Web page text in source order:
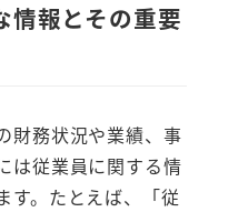
情報とその重要
財務状況や業績、事
は従業員に関する情
す。たとえば、「従